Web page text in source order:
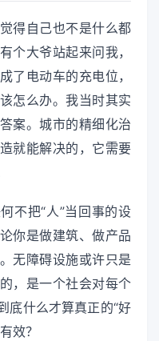
得自己也不是什么都
个大爷站起来问我，
了电动车的充电位，
怎么办。我当时其实
案。城市的精细化治
就能解决的，它需要
不把“人”当回事的设
你是做建筑、做产品
无障碍设施或许只是
，是一个社会对每个
底什么才算真正的“好
效？